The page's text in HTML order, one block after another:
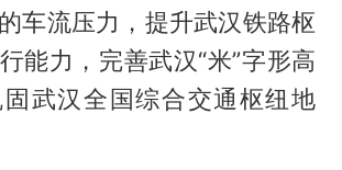
车流压力，提升武汉铁路枢
能力，完善武汉“米”字形高
武汉全国综合交通枢纽地